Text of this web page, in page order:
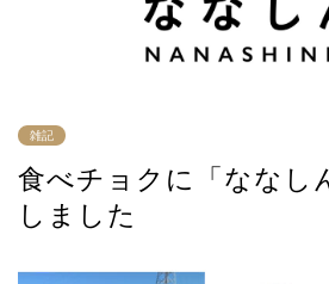
雑記
食べチョクに「ななし
しました